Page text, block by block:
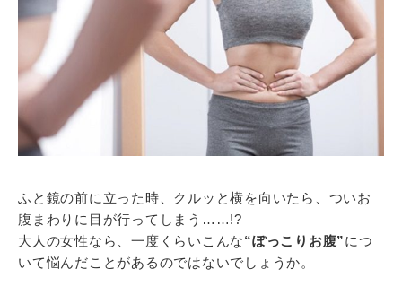
ふと鏡の前に立った時、クルッと横を向いたら、ついお
腹まわりに目が行ってしまう……!?
大人の女性なら、一度くらいこんな“ぽっこりお腹”につ
いて悩んだことがあるのではないでしょうか。